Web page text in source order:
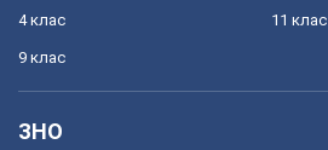
4 клас
9 клас
11 клас
ЗНО